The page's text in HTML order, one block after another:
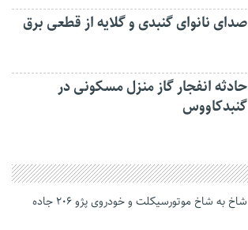
صدای نانوای گنبدی و گلایه از قطعی برق
حادثه انفجار گاز منزل مسکونی در
گنبدکاووس
تصاویری از تصادف شاخ به شاخ موتورسیکلت و خودروی پژو ۲۰۶‌ جاده